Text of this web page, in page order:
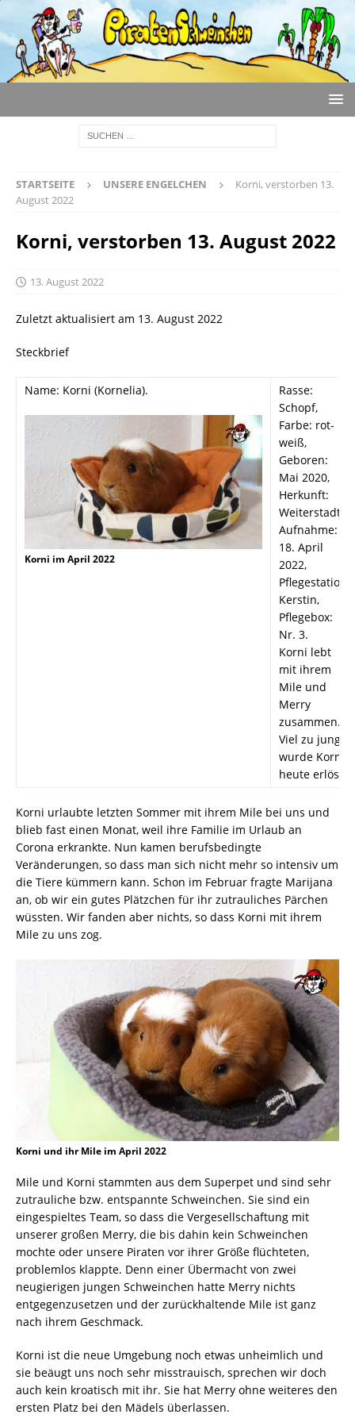
STARTSEITE UNSERE ENGELCHEN
Korni, verstorben 13.
August 2022
Korni, verstorben 13. August 2022
13. August 2022
Zuletzt aktualisiert am 13. August 2022
Steckbrief
Name: Korni (Kornelia).
Korni im April 2022
Rasse:
Schopf,
Farbe: rot-
weiß,
Geboren:
Mai 2020,
Herkunft:
Weiterstadt,
Aufnahme:
18. April
2022,
Pflegestation:
Kerstin,
Pflegebox:
Nr. 3.
Korni lebt
mit ihrem
Mile und
Merry
zusammen.
Viel zu jung
wurde Korni
heute erlöst.
Korni urlaubte letzten Sommer mit ihrem Mile bei uns und
blieb fast einen Monat, weil ihre Familie im Urlaub an
Corona erkrankte. Nun kamen berufsbedingte
Veränderungen, so dass man sich nicht mehr so intensiv um
die Tiere kümmern kann. Schon im Februar fragte Marijana
an, ob wir ein gutes Plätzchen für ihr zutrauliches Pärchen
wüssten. Wir fanden aber nichts, so dass Korni mit ihrem
Mile zu uns zog.
Korni und ihr Mile im April 2022
Mile und Korni stammten aus dem Superpet und sind sehr
zutrauliche bzw. entspannte Schweinchen. Sie sind ein
eingespieltes Team, so dass die Vergesellschaftung mit
unserer großen Merry, die bis dahin kein Schweinchen
mochte oder unsere Piraten vor ihrer Größe flüchteten,
problemlos klappte. Denn einer Übermacht von zwei
neugierigen jungen Schweinchen hatte Merry nichts
entgegenzusetzen und der zurückhaltende Mile ist ganz
nach ihrem Geschmack.
Korni ist die neue Umgebung noch etwas unheimlich und
sie beäugt uns noch sehr misstrauisch, sprechen wir doch
auch kein kroatisch mit ihr. Sie hat Merry ohne weiteres den
ersten Platz bei den Mädels überlassen.